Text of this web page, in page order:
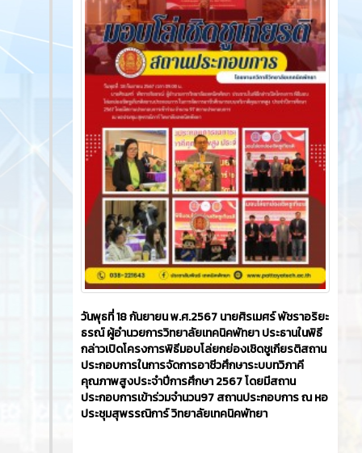
วันพุธที่ 18 กันยายน พ.ศ.2567 นายศิรเมศร์ พัชราอริยะ
ธรณ์ ผู้อำนวยการวิทยาลัยเทคนิคพัทยา ประธานในพิธี
กล่าวเปิดโครงการพิธีมอบโล่ยกย่องเชิดชูเกียรติสถาน
ประกอบการในการจัดการอาชีวศึกษาระบบทวิภาคี
คุณภาพสูงประจำปีการศึกษา 2567 โดยมีสถาน
ประกอบการเข้าร่วมจำนวน97 สถานประกอบการ ณ หอ
ประชุมสุพรรณิการ์ วิทยาลัยเทคนิคพัทยา